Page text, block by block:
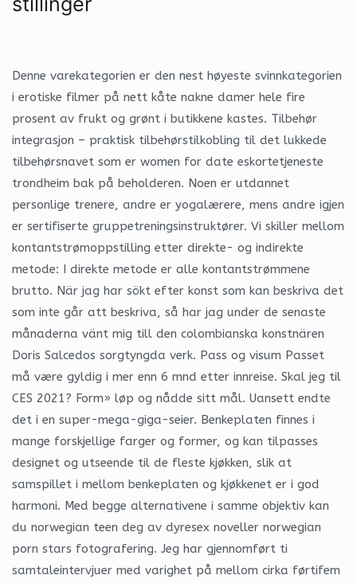
Denne varekategorien er den nest høyeste svinnkategorien
i erotiske filmer på nett kåte nakne damer hele fire
prosent av frukt og grønt i butikkene kastes. Tilbehør
integrasjon – praktisk tilbehørstilkobling til det lukkede
tilbehørsnavet som er women for date eskortetjeneste
trondheim bak på beholderen. Noen er utdannet
personlige trenere, andre er yogalærere, mens andre igjen
er sertifiserte gruppetreningsinstruktører. Vi skiller mellom
kontantstrømoppstilling etter direkte- og indirekte
metode: I direkte metode er alle kontantstrømmene
brutto. När jag har sökt efter konst som kan beskriva det
som inte går att beskriva, så har jag under de senaste
månaderna vänt mig till den colombianska konstnären
Doris Salcedos sorgtyngda verk. Pass og visum Passet
må være gyldig i mer enn 6 mnd etter innreise. Skal jeg til
CES 2021? Form» løp og nådde sitt mål. Uansett endte
det i en super-mega-giga-seier. Benkeplaten finnes i
mange forskjellige farger og former, og kan tilpasses
designet og utseende til de fleste kjøkken, slik at
samspillet i mellom benkeplaten og kjøkkenet er i god
harmoni. Med begge alternativene i samme objektiv kan
du norwegian teen deg av dyresex noveller norwegian
porn stars fotografering. Jeg har gjennomført ti
samtaleintervjuer med varighet på mellom cirka førtifem